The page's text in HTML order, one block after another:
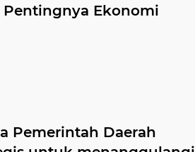
Pentingnya Ekonomi
Pemerintah Daerah